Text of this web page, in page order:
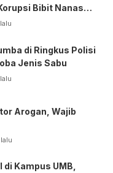
Bibit Nanas
di Ringkus Polisi
Jenis Sabu
Arogan, Wajib
Kampus UMB,